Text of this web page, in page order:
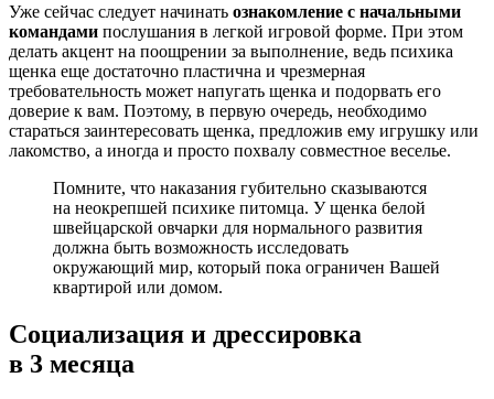
Уже сейчас следует начинать ознакомление с начальными
командами послушания в легкой игровой форме. При этом
делать акцент на поощрении за выполнение, ведь психика
щенка еще достаточно пластична и чрезмерная
требовательность может напугать щенка и подорвать его
доверие к вам. Поэтому, в первую очередь, необходимо
стараться заинтересовать щенка, предложив ему игрушку или
лакомство, а иногда и просто похвалу совместное веселье.
Помните, что наказания губительно сказываются
на неокрепшей психике питомца. У щенка белой
швейцарской овчарки для нормального развития
должна быть возможность исследовать
окружающий мир, который пока ограничен Вашей
квартирой или домом.
Социализация и дрессировка
в 3 месяца